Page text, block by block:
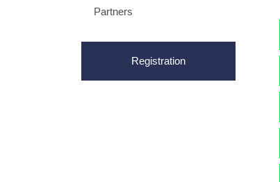
Partners
Registration